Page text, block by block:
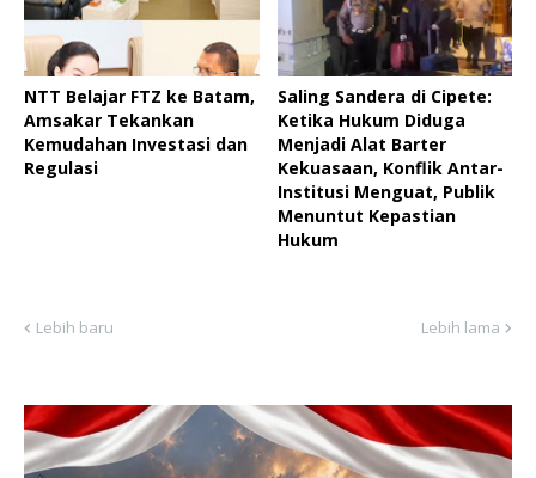
NTT Belajar FTZ ke Batam,
Amsakar Tekankan
Kemudahan Investasi dan
Regulasi
Saling Sandera di Cipete:
Ketika Hukum Diduga
Menjadi Alat Barter
Kekuasaan, Konflik Antar-
Institusi Menguat, Publik
Menuntut Kepastian
Hukum
Lebih baru Lebih lama